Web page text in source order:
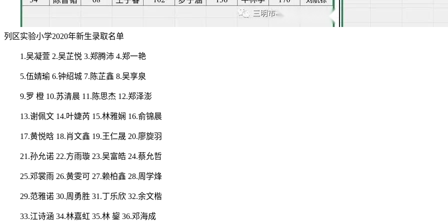
列区实验小学2020年新生录取名单
1.吴凝萱 2.吴芷悦 3.郑腾沛 4.郑一艳
5.伍婧瑜 6.钟绍城 7.陈芷鑫 8.吴享泉
9.罗 橙 10.苏清晨 11.陈思杰 12.郑泽澎
13.谢佩文 14.叶婕芮 15.林雅娴 16.俞锦晨
17.黄悦晗 18.肖文鑫 19.王仁晟 20.廖旋羽
21.孙允诺 22.方雨璇 23.吴富皓 24.蔡允哲
25.邓裳雨 26.黄雯可 27.赖柏鑫 28.周学烽
29.范雅诺 30.周勇胜 31.丁乐欣 32.余文楷
33.江诗涵 34.林嘉虹 35.林 鋆 36.邓海成